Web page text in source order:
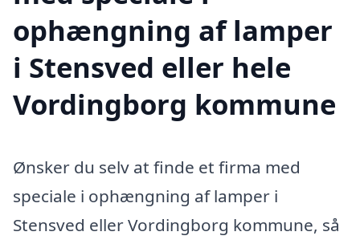
ophængning af lamper
i Stensved eller hele
Vordingborg kommune
Ønsker du selv at finde et firma med
speciale i ophængning af lamper i
Stensved eller Vordingborg kommune, så